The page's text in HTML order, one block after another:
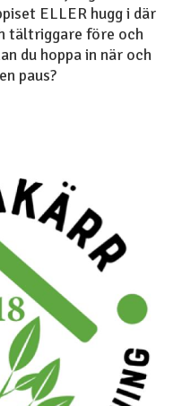
ELLER hugg i där
tältriggare före och
du hoppa in när och
paus?